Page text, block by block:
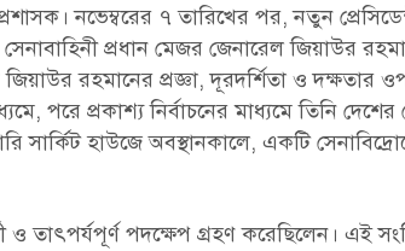
নভেম্বরের ৭ তারিখের পর, নতুন
প্রধান মেজর জেনারেল জিয়াউর
রহমানের প্রজ্ঞা, দূরদর্শিতা ও দক্ষতার
প্রকাশ্য নির্বাচনের মাধ্যমে তিনি দেশের
সার্কিট হাউজে অবস্থানকালে, একটি
ও তাৎপর্যপূর্ণ পদক্ষেপ গ্রহণ করেছিলেন। এই